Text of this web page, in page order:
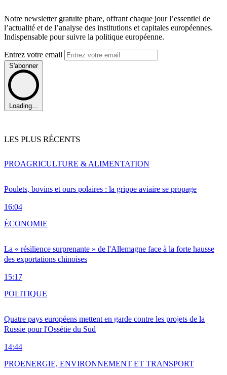
Notre newsletter gratuite phare, offrant chaque jour l’essentiel de
l’actualité et de l’analyse des institutions et capitales européennes.
Indispensable pour suivre la politique européenne.
Entrez votre email
S'abonner
Loading...
LES PLUS RÉCENTS
Poulets, bovins et ours polaires : la grippe aviaire se propage
16:04
PROAGRICULTURE & ALIMENTATION
La « résilience surprenante » de l'Allemagne face à la forte hausse
des exportations chinoises
15:17
ÉCONOMIE
Quatre pays européens mettent en garde contre les projets de la
Russie pour l'Ossétie du Sud
14:44
POLITIQUE
PROENERGIE, ENVIRONNEMENT ET TRANSPORT